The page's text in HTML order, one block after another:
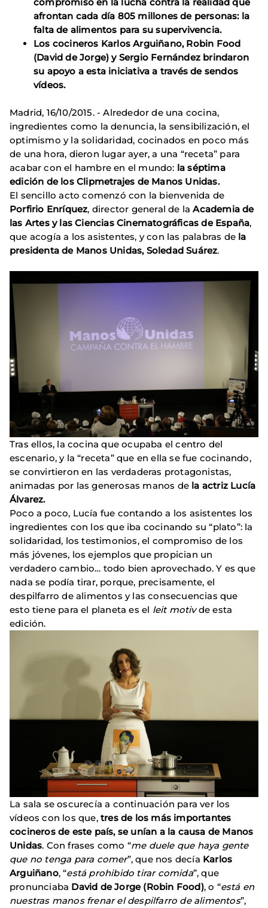
afrontan cada día 805 millones de personas: la
falta de alimentos para su supervivencia.
Los cocineros Karlos Arguiñano, Robin Food
(David de Jorge) y Sergio Fernández brindaron
su apoyo a esta iniciativa a través de sendos
vídeos.
Madrid, 16/10/2015. - Alrededor de una cocina,
ingredientes como la denuncia, la sensibilización, el
optimismo y la solidaridad, cocinados en poco más
de una hora, dieron lugar ayer, a una “receta” para
acabar con el hambre en el mundo: la séptima
edición de los Clipmetrajes de Manos Unidas.
El sencillo acto comenzó con la bienvenida de
Porfirio Enríquez, director general de laAcademia de
las Artes y las Ciencias Cinematográficas de España,
que acogía a los asistentes, y con las palabras de la
presidenta de Manos Unidas, Soledad Suárez.
Tras ellos, la cocina que ocupaba el centro del
escenario, y la “receta” que en ella se fue cocinando,
se convirtieron en las verdaderas protagonistas,
animadas por las generosas manos de la actriz Lucía
Álvarez.
Poco a poco, Lucía fue contando a los asistentes los
ingredientes con los que iba cocinando su “plato”: la
solidaridad, los testimonios, el compromiso de los
más jóvenes, los ejemplos que propician un
verdadero cambio… todo bien aprovechado. Y es que
nada se podía tirar, porque, precisamente, el
despilfarro de alimentos y las consecuencias que
esto tiene para el planeta es el leit motivde esta
edición.
La sala se oscurecía a continuación para ver los
vídeos con los que, tres de los más importantes
cocineros de este país, se unían a la causa de Manos
Unidas. Con frases como “me duele que haya gente
que no tenga para comer”, que nos decía Karlos
Arguiñano, “está prohibido tirar comida”, que
pronunciaba David de Jorge (Robin Food), o “está en
nuestras manos frenar el despilfarro de alimentos”,